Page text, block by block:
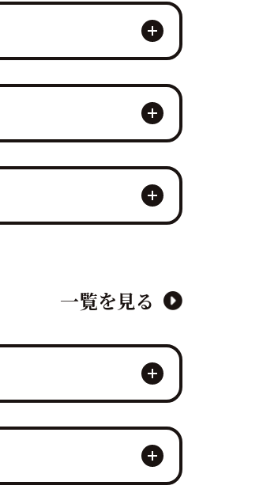
供する「販売」を同
ウハウとなります
設備がない環境で
様々な環境での実施
一覧を見る
おり、代替会場の確